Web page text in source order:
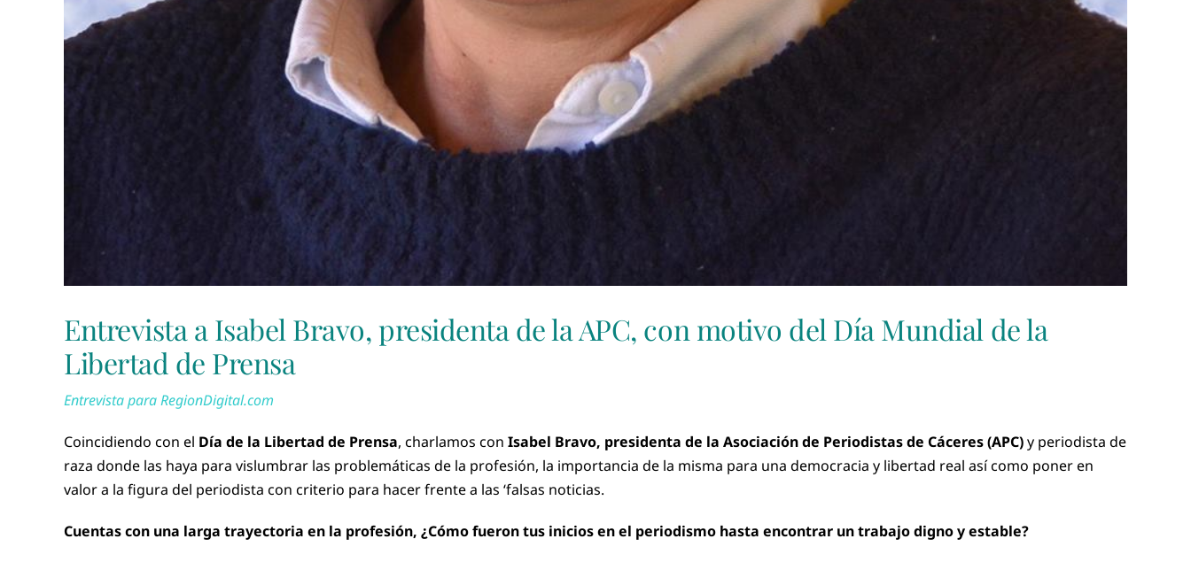
Entrevista a Isabel Bravo, presidenta de la APC, con motivo del Día Mundial de la
Libertad de Prensa
Entrevista para RegionDigital.com
Coincidiendo con el Día de la Libertad de Prensa, charlamos con Isabel Bravo, presidenta de la Asociación de Periodistas de Cáceres (APC)y periodista de
raza donde las haya para vislumbrar las problemáticas de la profesión, la importancia de la misma para una democracia y libertad real así como poner en
valor a la figura del periodista con criterio para hacer frente a las ‘falsas noticias.
Cuentas con una larga trayectoria en la profesión, ¿Cómo fueron tus inicios en el periodismo hasta encontrar un trabajo digno y estable?